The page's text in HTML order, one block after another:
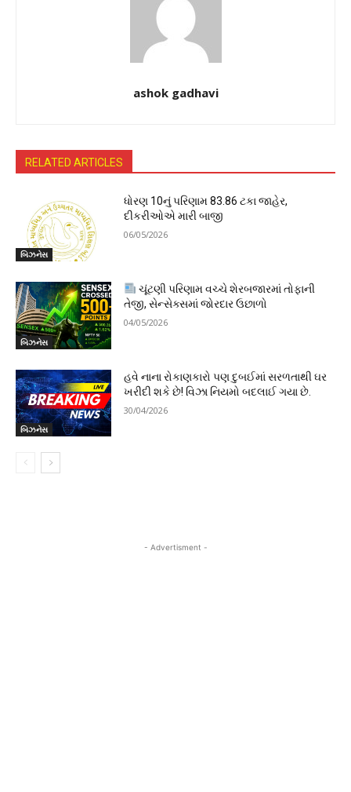
ashok gadhavi
RELATED ARTICLES
બિઝનેસ
ધોરણ 10નું પરિણામ 83.86 ટકા જાહેર,
દીકરીઓએ મારી બાજી
06/05/2026
બિઝનેસ
ચૂંટણી પરિણામ વચ્ચે શેરબજારમાં તોફાની
તેજી, સેન્સેક્સમાં જોરદાર ઉછાળો
04/05/2026
બિઝનેસ
હવે નાના રોકાણકારો પણ દુબઈમાં સરળતાથી ઘર
ખરીદી શકે છે! વિઝા નિયમો બદલાઈ ગયા છે.
30/04/2026
- Advertisment -